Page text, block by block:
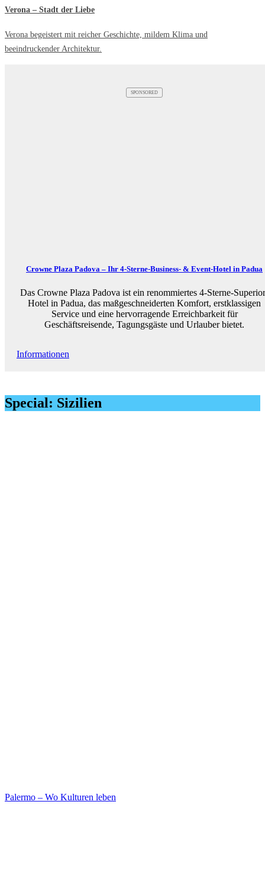
Verona – Stadt der Liebe
Verona begeistert mit reicher Geschichte, mildem Klima und
beeindruckender Architektur.
SPONSORED
Crowne Plaza Padova – Ihr 4-Sterne-Business- & Event-Hotel in Padua
Das Crowne Plaza Padova ist ein renommiertes 4-Sterne-
Hotel in Padua, das maßgeschneiderten Komfort, erstklassigen
Service und eine hervorragende Erreichbarkeit für
Geschäftsreisende, Tagungsgäste und Urlauber bietet.
Informationen
Special: Sizilien
Palermo – Wo Kulturen leben